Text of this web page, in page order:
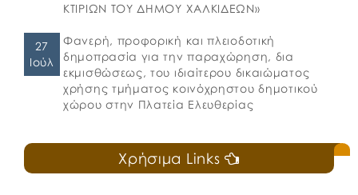
ΚΤΙΡΙΩΝ ΤΟΥ ΔΗΜΟΥ ΧΑΛΚΙΔΕΩΝ»
27
Ιούλ
Φανερή, προφορική και πλειοδοτική
δημοπρασία για την παραχώρηση, δια
εκμισθώσεως, του ιδιαίτερου δικαιώματος
χρήσης τμήματος κοινόχρηστου δημοτικού
χώρου στην Πλατεία Ελευθερίας
Χρήσιμα Links